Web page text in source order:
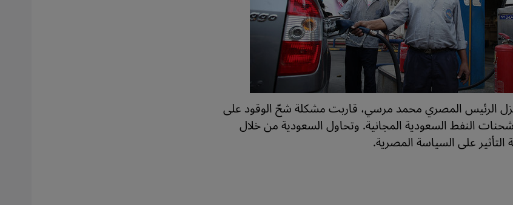
الرئيس المصري محمد مرسي، قاربت مشكلة شحّ الوقود على
النفط السعودية المجانية. وتحاول السعودية من خلال
التأثير على السياسة المصرية.